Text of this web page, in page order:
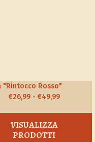
€26,99 - €49,99Fascia
VISUALIZZA
PRODOTTI